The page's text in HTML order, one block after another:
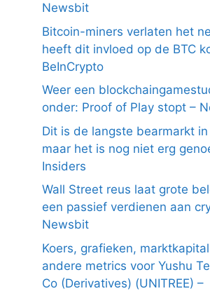
Newsbit
Bitcoin-miners verlaten het
heeft dit invloed op de BTC
BeInCrypto
Weer een
onder: Proof of Play stopt –
Dit is de langste bearmarkt in
maar het is nog niet erg
Insiders
Wall Street reus laat grote
een passief verdienen aan
Newsbit
Koers, grafieken,
andere metrics voor Yushu
Co (Derivatives) (UNITREE) –